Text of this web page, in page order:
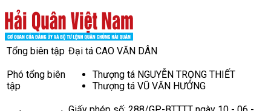
Tổng biên tập Đại tá CAO VĂN DÂN
Phó tổng biên
tập
Thượng tá NGUYỄN TRỌNG THIẾT
Thượng tá VŨ VĂN HƯỞNG